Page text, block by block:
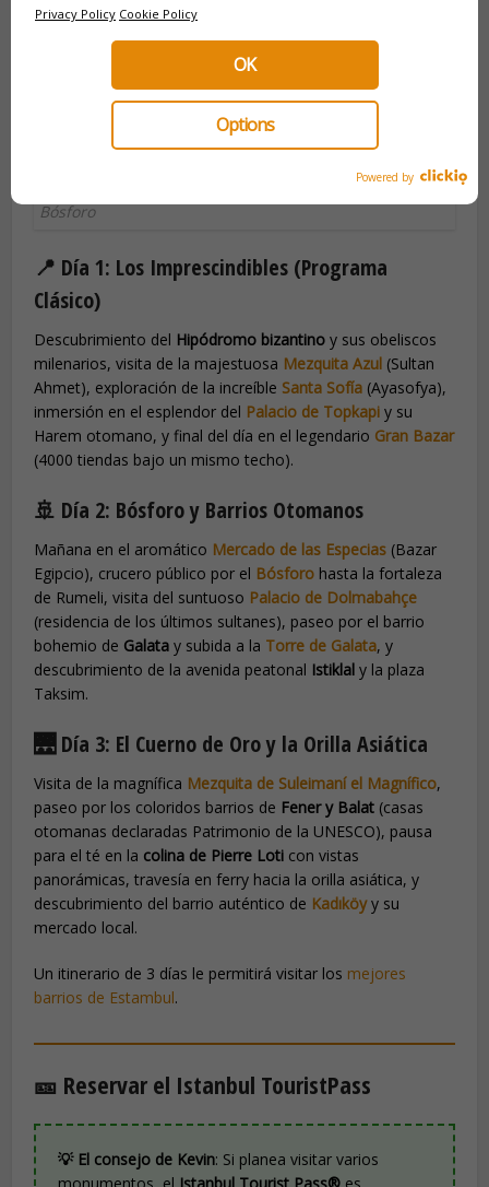
Mapa de Istambul com os principais monumentos e o
Bósforo
📍 Día 1: Los Imprescindibles (Programa
Clásico)
Descubrimiento del Hipódromo bizantino y sus obeliscos
milenarios, visita de la majestuosa Mezquita Azul (Sultan
Ahmet), exploración de la increíble Santa Sofía (Ayasofya),
inmersión en el esplendor del Palacio de Topkapi y su
Harem otomano, y final del día en el legendario Gran Bazar
(4000 tiendas bajo un mismo techo).
🚢 Día 2: Bósforo y Barrios Otomanos
Mañana en el aromático Mercado de las Especias (Bazar
Egipcio), crucero público por el Bósforo hasta la fortaleza
de Rumeli, visita del suntuoso Palacio de Dolmabahçe
(residencia de los últimos sultanes), paseo por el barrio
bohemio de Galata y subida a la Torre de Galata, y
descubrimiento de la avenida peatonal Istiklal y la plaza
Taksim.
🌉 Día 3: El Cuerno de Oro y la Orilla Asiática
Visita de la magnífica Mezquita de Suleimaní el Magnífico,
paseo por los coloridos barrios de Fener y Balat (casas
otomanas declaradas Patrimonio de la UNESCO), pausa
para el té en la colina de Pierre Loti con vistas
panorámicas, travesía en ferry hacia la orilla asiática, y
descubrimiento del barrio auténtico de Kadıköyy su
mercado local.
Un itinerario de 3 días le permitirá visitar los mejores
barrios de Estambul.
🎫 Reservar el Istanbul TouristPass
💡 El consejo de Kevin: Si planea visitar varios
Privacy Policy Cookie Policy
Options
OK
Powered by